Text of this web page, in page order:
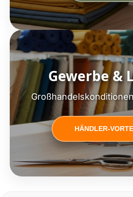
Gewerbe &
HÄNDLER-